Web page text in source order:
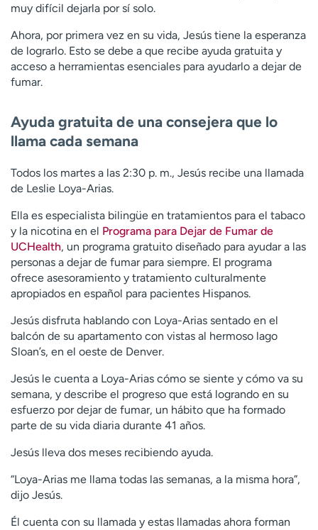
muy difícil dejarla por sí solo.
Ahora, por primera vez en su vida, Jesús tiene la esperanza
de lograrlo. Esto se debe a que recibe ayuda gratuita y
acceso a herramientas esenciales para ayudarlo a dejar de
fumar.
Ayuda gratuita de una consejera que lo
llama cada semana
Todos los martes a las 2:30 p. m., Jesús recibe una llamada
de Leslie Loya-Arias.
Ella es especialista bilingüe en tratamientos para el tabaco
y la nicotina en el Programa para Dejar de Fumar de
UCHealth, un programa gratuito diseñado para ayudar a las
personas a dejar de fumar para siempre. El programa
ofrece asesoramiento y tratamiento culturalmente
apropiados en español para pacientes Hispanos.
Jesús disfruta hablando con Loya-Arias sentado en el
balcón de su apartamento con vistas al hermoso lago
Sloan’s, en el oeste de Denver.
Jesús le cuenta a Loya-Arias cómo se siente y cómo va su
semana, y describe el progreso que está logrando en su
esfuerzo por dejar de fumar, un hábito que ha formado
parte de su vida diaria durante 41 años.
Jesús lleva dos meses recibiendo ayuda.
“Loya-Arias me llama todas las semanas, a la misma hora”,
dijo Jesús.
Él cuenta con su llamada y estas llamadas ahora forman